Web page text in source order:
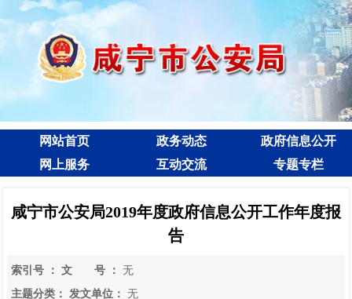
网站首页 政务动态
政府信息公开
网上服务
互动交流 专题专栏
咸宁市公安局2019年度政府信息公开工作年度报
告
索引号 ： 文 号 ：
无
主题分类：
发文单位：
无